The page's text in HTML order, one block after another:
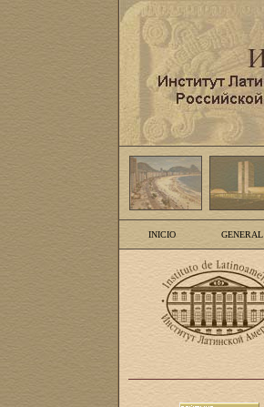
INICIO GENERAL